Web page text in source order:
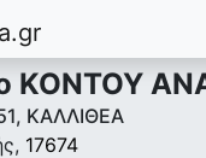
ΚΟΝΤΟΥ
ΚΑΛΛΙΘΕΑ
17674